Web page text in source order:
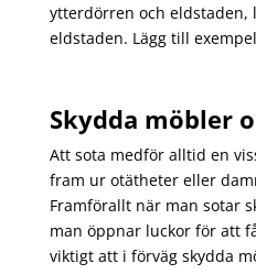
ytterdörren och eldstaden,
eldstaden. Lägg till
Skydda möbler
Att sota medför alltid en
fram ur otätheter eller
Framförallt när man sotar
man öppnar luckor för att
viktigt att i förväg skydda